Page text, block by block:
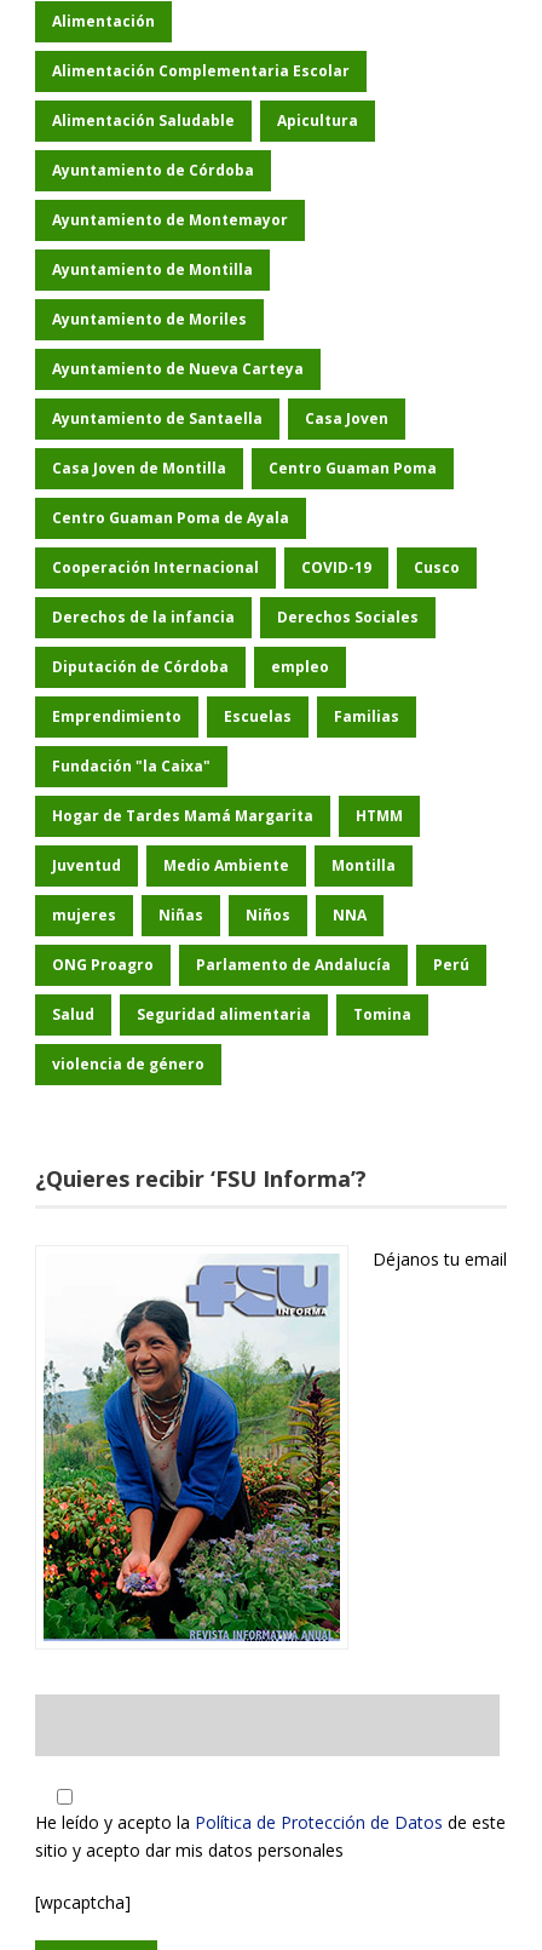
Alimentación
Alimentación Complementaria Escolar
Alimentación Saludable Apicultura
Ayuntamiento de Córdoba
Ayuntamiento de Montemayor
Ayuntamiento de Montilla
Ayuntamiento de Moriles
Ayuntamiento de Nueva Carteya
Ayuntamiento de Santaella Casa Joven
Casa Joven de Montilla Centro Guaman Poma
Centro Guaman Poma de Ayala
Cooperación Internacional COVID-19 Cusco
Derechos de la infancia Derechos Sociales
Diputación de Córdoba empleo
Emprendimiento Escuelas Familias
Fundación "la Caixa"
Hogar de Tardes Mamá Margarita HTMM
Juventud Medio Ambiente Montilla
mujeres Niñas Niños NNA
ONG Proagro Parlamento de Andalucía Perú
Salud Seguridad alimentaria Tomina
violencia de género
¿Quieres recibir ‘FSU Informa’?
Déjanos tu email
He leído y acepto la Política de Protección de Datos de este
sitio y acepto dar mis datos personales
[wpcaptcha]